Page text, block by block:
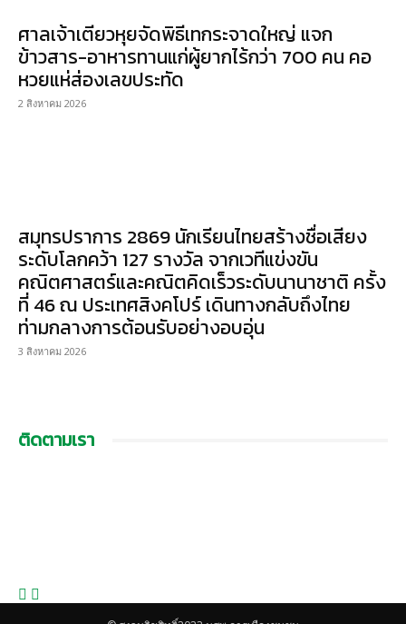
ศาลเจ้าเตียวหุยจัดพิธีเทกระจาดใหญ่ แจก
ข้าวสาร-อาหารทานแก่ผู้ยากไร้กว่า 700 คน คอ
หวยแห่ส่องเลขประทัด
2 สิงหาคม 2026
สมุทรปราการ 2869 นักเรียนไทยสร้างชื่อเสียง
ระดับโลกคว้า 127 รางวัล จากเวทีแข่งขัน
คณิตศาสตร์และคณิตคิดเร็วระดับนานาชาติ ครั้ง
ที่ 46 ณ ประเทศสิงคโปร์ เดินทางกลับถึงไทย
ท่ามกลางการต้อนรับอย่างอบอุ่น
3 สิงหาคม 2026
ติดตามเรา